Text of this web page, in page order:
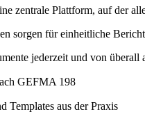
zentrale Plattform, auf der
sorgen für einheitliche
jederzeit und von
GEFMA 198
Templates aus der Praxis